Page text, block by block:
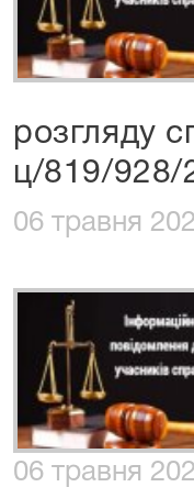
розгляду
ц/819/928/
06 травня
06 травня